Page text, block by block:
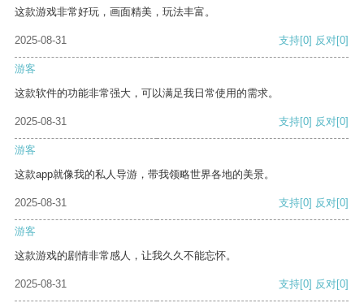
这款游戏非常好玩，画面精美，玩法丰富。
2025-08-31 支持[0] 反对[0]
游客
这款软件的功能非常强大，可以满足我日常使用的需求。
2025-08-31 支持[0] 反对[0]
游客
这款app就像我的私人导游，带我领略世界各地的美景。
2025-08-31 支持[0] 反对[0]
游客
这款游戏的剧情非常感人，让我久久不能忘怀。
2025-08-31 支持[0] 反对[0]